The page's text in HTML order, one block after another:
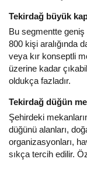
Tekirdağ büyük
Bu segmentte geniş
800 kişi aralığında
veya kır konseptli
üzerine kadar
oldukça fazladır.
Tekirdağ düğün
Şehirdeki
düğünü alanları,
organizasyonları,
sıkça tercih edilir.